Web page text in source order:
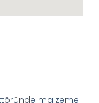
malzeme